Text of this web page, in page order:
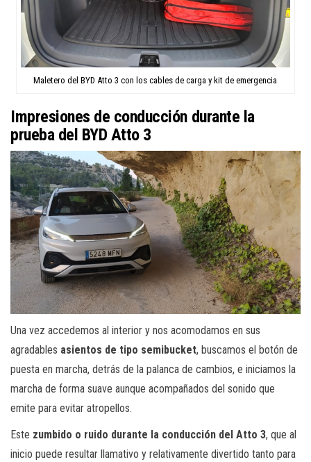
Maletero del BYD Atto 3 con los cables de carga y kit de emergencia
Impresiones de conducción durante la
prueba del BYD Atto 3
Una vez accedemos al interior y nos acomodamos en sus
agradables asientos de tipo semibucket, buscamos el botón de
puesta en marcha, detrás de la palanca de cambios, e iniciamos la
marcha de forma suave aunque acompañados del sonido que
emite para evitar atropellos.
Este zumbido o ruido durante la conducción del Atto 3, que al
inicio puede resultar llamativo y relativamente divertido tanto para